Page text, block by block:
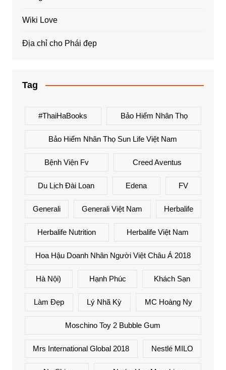
Wiki Love
Địa chỉ cho Phái đẹp
Tag
#ThaiHaBooks Bảo Hiểm Nhân Thọ
Bảo Hiểm Nhân Thọ Sun Life Việt Nam
Bệnh Viện Fv Creed Aventus
Du Lịch Đài Loan Edena FV
Generali Generali Việt Nam Herbalife
Herbalife Nutrition Herbalife Việt Nam
Hoa Hậu Doanh Nhân Người Việt Châu Á 2018
Hà Nội) Hạnh Phúc Khách Sạn
Làm Đẹp Lý Nhã Kỳ MC Hoàng Ny
Moschino Toy 2 Bubble Gum
Mrs International Global 2018 Nestlé MILO